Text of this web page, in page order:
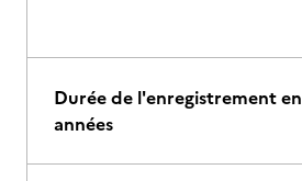
Durée de l'enregistrement en
années